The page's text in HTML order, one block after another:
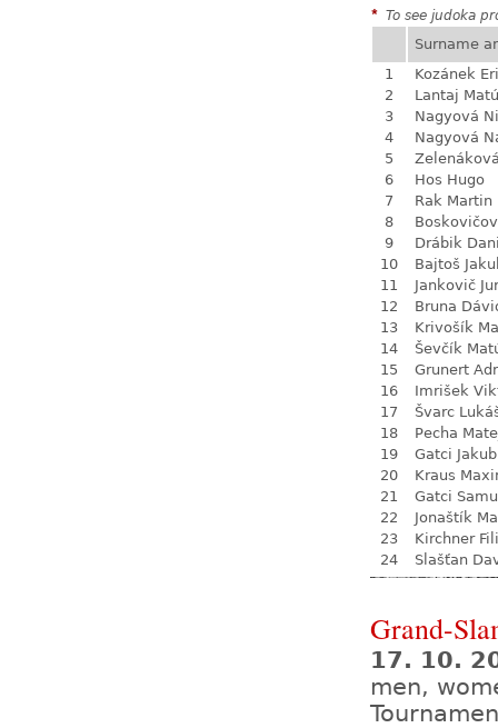
* To see judoka
Surname
1
Kozánek
2
Lantaj
3
Nagyová
4
Nagyová
5
6
Hos Hugo
7
Rak Martin
8
9
Drábik
10
Bajtoš
11
Jankovič
12
Bruna
13
Krivošík
14
Ševčík
15
Grunert
16
Imrišek
17
Švarc
18
Pecha
19
Gatci Jakub
20
Kraus
21
Gatci
22
Jonaštík
23
Kirchner
24
Slašťan
Grand-
17. 10.
men,